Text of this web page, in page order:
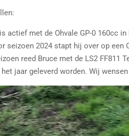
actief met de Ohvale GP-0 160cc
seizoen 2024 stapt hij over op een
reed Bruce met de LS2 FF811
jaar geleverd worden. Wij